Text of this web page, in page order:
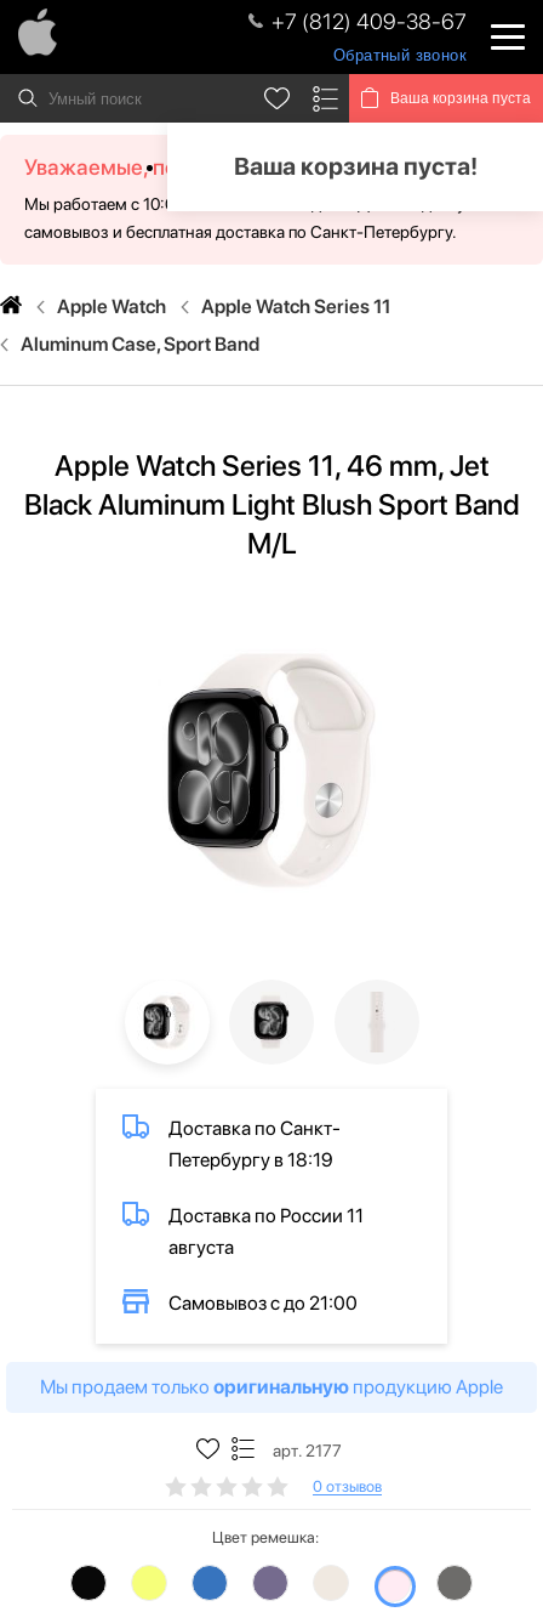
+7 (812) 409-38-67
Обратный звонок
Ваша корзина пуста
Ваша корзина пуста!
Уважаемые, посетители!
Мы работаем с 10:00 - 21:00 без выходных. Для Вас доступен
самовывоз и бесплатная доставка по Санкт-Петербургу.
Apple Watch
Apple Watch Series 11
Aluminum Case, Sport Band
Apple Watch Series 11, 46 mm, Jet
Black Aluminum Light Blush Sport Band
M/L
Доставка по Санкт-
Петербургу в 18:19
Доставка по России 11
августа
Самовывоз с до 21:00
Мы продаем только оригинальную продукцию Apple
арт. 2177
0 отзывов
Цвет ремешка: